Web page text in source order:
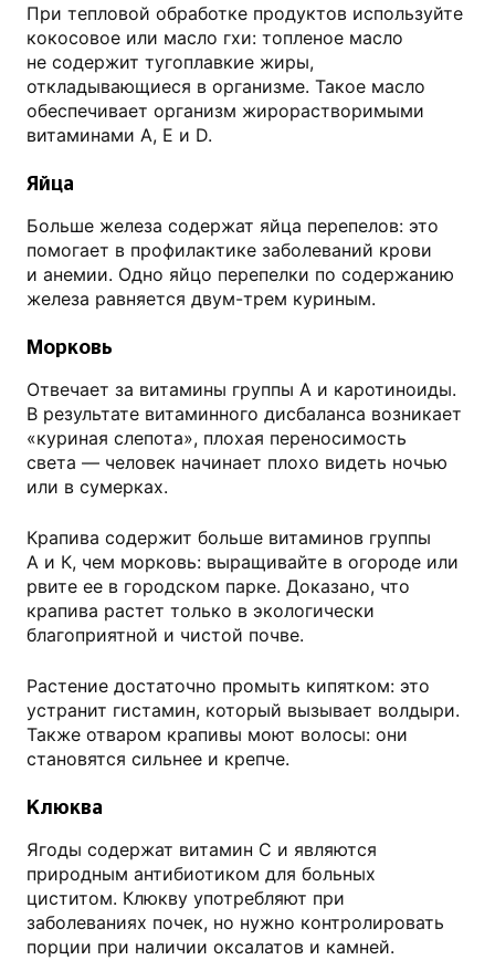
При тепловой обработке продуктов используйте
кокосовое или масло гхи: топленое масло
не содержит тугоплавкие жиры,
откладывающиеся в организме. Такое масло
обеспечивает организм жирорастворимыми
витаминами А, Е и D.
Яйца
Больше железа содержат яйца перепелов: это
помогает в профилактике заболеваний крови
и анемии. Одно яйцо перепелки по содержанию
железа равняется двум-трем куриным.
Морковь
Отвечает за витамины группы А и каротиноиды.
В результате витаминного дисбаланса возникает
«куриная слепота», плохая переносимость
света — человек начинает плохо видеть ночью
или в сумерках.
Крапива содержит больше витаминов группы
А и К, чем морковь: выращивайте в огороде или
рвите ее в городском парке. Доказано, что
крапива растет только в экологически
благоприятной и чистой почве.
Растение достаточно промыть кипятком: это
устранит гистамин, который вызывает волдыри.
Также отваром крапивы моют волосы: они
становятся сильнее и крепче.
Клюква
Ягоды содержат витамин С и являются
природным антибиотиком для больных
циститом. Клюкву употребляют при
заболеваниях почек, но нужно контролировать
порции при наличии оксалатов и камней.